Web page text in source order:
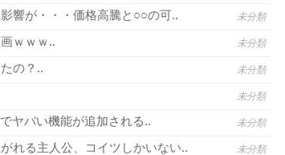
響が・・・価格高騰と○○の可.. 未分類
ｗｗｗ.. 未分類
の？.. 未分類
未分類
ヤバい機能が追加される.. 未分類
れる主人公、コイツしかいない.. 未分類